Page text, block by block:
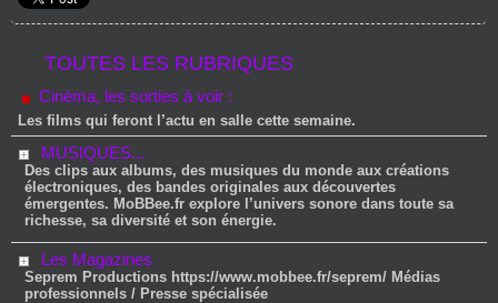
TOUTES LES RUBRIQUES
Cinéma, les sorties à voir :
Les films qui feront l’actu en salle cette semaine.
MUSIQUES...
Des clips aux albums, des musiques du monde aux créations
électroniques, des bandes originales aux découvertes
émergentes. MoBBee.fr explore l’univers sonore dans toute sa
richesse, sa diversité et son énergie.
Les Magazines
Seprem Productions https://www.mobbee.fr/seprem/ Médias
professionnels / Presse spécialisée